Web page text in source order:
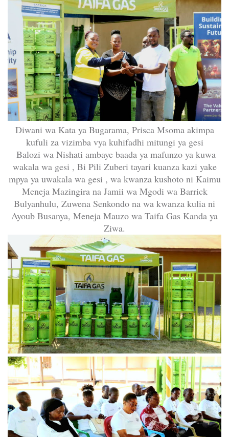
Diwani wa Kata ya Bugarama, Prisca Msoma akimpa
kufuli za vizimba vya kuhifadhi mitungi ya gesi
Balozi wa Nishati ambaye baada ya mafunzo ya kuwa
wakala wa gesi , Bi Pili Zuberi tayari kuanza kazi yake
mpya ya uwakala wa gesi , wa kwanza kushoto ni Kaimu
Meneja Mazingira na Jamii wa Mgodi wa Barrick
Bulyanhulu, Zuwena Senkondo na wa kwanza kulia ni
Ayoub Busanya, Meneja Mauzo wa Taifa Gas Kanda ya
Ziwa.